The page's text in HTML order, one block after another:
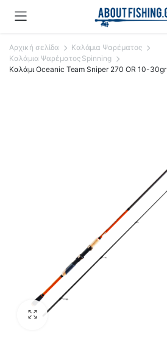
Αρχική σελίδα
Καλάμια Ψαρέματος
Καλάμια Ψαρέματος Spinning
Καλάμι Oceanic Team Sniper 270 OR 10-30gr